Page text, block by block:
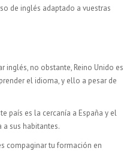
de inglés adaptado a vuestras
inglés, no obstante, Reino Unido es
el idioma, y ello a pesar de
país es la cercanía a España y el
sus habitantes.
compaginar tu formación en